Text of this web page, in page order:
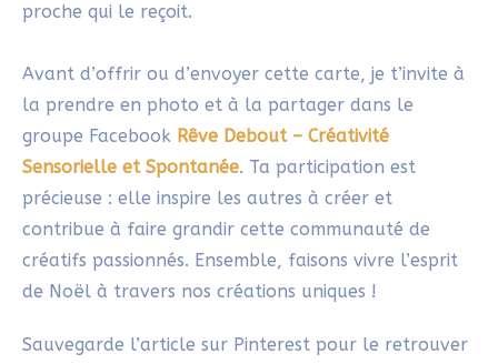
proche qui le reçoit.
Avant d’offrir ou d’envoyer cette carte, je t’invite à
la prendre en photo et à la partager dans le
groupe Facebook Rêve Debout – Créativité
Sensorielle et Spontanée. Ta participation est
précieuse : elle inspire les autres à créer et
contribue à faire grandir cette communauté de
créatifs passionnés. Ensemble, faisons vivre l’esprit
de Noël à travers nos créations uniques !
Sauvegarde l’article sur Pinterest pour le retrouver